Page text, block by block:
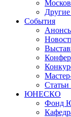
События
ЮНЕСКО
Фонд